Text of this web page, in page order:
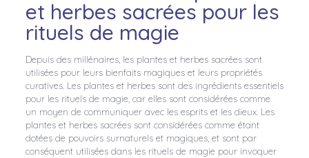
et herbes sacrées pour les
rituels de magie
Depuis des millénaires, les plantes et herbes sacrées sont
utilisées pour leurs bienfaits magiques et leurs propriétés
curatives. Les plantes et herbes sont des ingrédients essentiels
pour les rituels de magie, car elles sont considérées comme
un moyen de communiquer avec les esprits et les dieux. Les
plantes et herbes sacrées sont considérées comme étant
dotées de pouvoirs surnaturels et magiques, et sont par
conséquent utilisées dans les rituels de magie pour invoquer